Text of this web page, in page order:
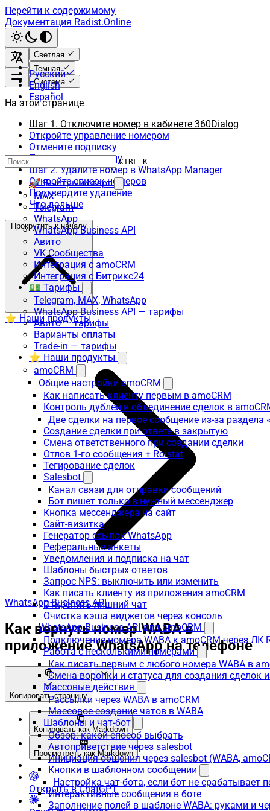
Перейти к содержимому
Документация Radist.Online
Светлая
Темная
Система
Русский
English
Español
CTRL K
🚀 Быстрый старт
MAX
Telegram
WhatsApp
WhatsApp Business API
Авито
VK Сообщества
Интеграция с amoCRM
Интеграция с Битрикс24
💵 Тарифы
Telegram, MAX, WhatsApp
WhatsApp Business API — тарифы
Авито — тарифы
Варианты оплаты
Trade-in — тарифы
⭐ Наши продукты
amoCRM
Общие настройки amoCRM
Как написать клиенту первым в amoCRM
Контроль дублей и объединение сделок в
Две сделки на первое сообщение из-за раздела
Создание сделки при ответе в закрытую
Смена ответственного при создании сделки
Отлов 1-го сообщения + Roistat
Тегирование сделок
Salesbot
Канал связи для отправки сообщений
Бот пишет только в нужный мессенджер
Кнопка мессенджера на сайт
Сайт-визитка
Генератор ссылок WhatsApp
Реферальные анкеты
Уведомления и подписка на чат
Шаблоны быстрых ответов
Запрос NPS: выключить или изменить
Как писать клиенту из приложения amoCRM
Открепить лишний чат
Очистка кэша виджетов через консоль
WhatsApp Business API для amoCRM
Подключение номера WABA к amoCRM через ЛК
Работа с несколькими номерами
Как писать первым с любого номера WABA в
Смена воронки и статуса для создания сделок
Массовые действия
Рассылки через WABA в amoCRM
Массовое создание чатов в WABA
Шаблоны и чат-бот
Обзор: какой способ выбрать
Автоприветствие через salesbot
Инициация общения через salesbot (WABA,
Кнопки в шаблонном сообщении
Настройка чат-бота, если бот не срабатывает
Интерактивные сообщения в боте
Заполнение полей в шаблоне WABA: руками и
На этой странице
Шаг 1. Отключите номер в кабинете 360Dialog
Откройте управление номером
Отмените подписку
Подтвердите отмену
Шаг 2. Удалите номер в WhatsApp Manager
Откройте список номеров
Подтвердите удаление
Что дальше
Прокрутить к началу
⭐ Наши продукты
WhatsApp Business API
Как вернуть номер WABA в
приложение WhatsApp на телефоне
Копировать страницу
Копировать как Markdown
Просмотреть как Markdown
Открыть в ChatGPT